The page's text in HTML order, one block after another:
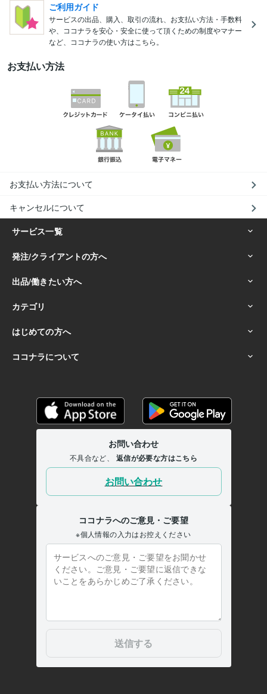
ご利用ガイド
サービスの出品、購入、取引の流れ、お支払い方法・手数料
や、ココナラを安心・安全に使って頂くための制度やマナー
など、ココナラの使い方はこちら。
お支払い方法
お支払い方法について
キャンセルについて